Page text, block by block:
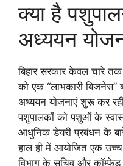
क्या है
अध्ययन
बिहार सरकार केवल चारे
को एक “लाभकारी बिजनेस”
अध्ययन योजनाएं शुरू कर
पशुपालकों को पशुओं के
आधुनिक डेयरी प्रबंधन के
हाल ही में आयोजित एक
विभाग के सचिव और कॉम्फेड